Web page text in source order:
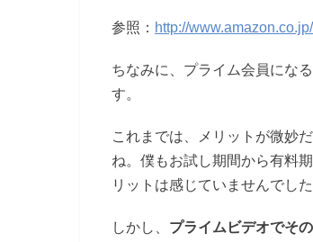
参照： http://www.amazon.co.jp/
ちなみに、プライム会員にな
す。
これまでは、メリットが微妙
ね。僕もお試し期間から有料
リットは感じていませんでした
しかし、 プライムビデオでそ